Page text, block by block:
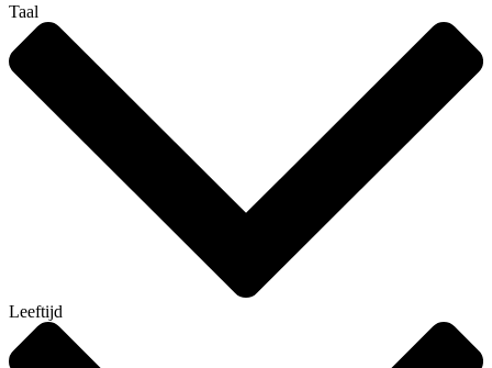
Taal
Leeftijd